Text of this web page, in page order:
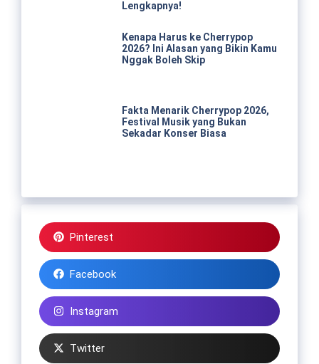
Lengkapnya!
Kenapa Harus ke Cherrypop
2026? Ini Alasan yang Bikin Kamu
Nggak Boleh Skip
Fakta Menarik Cherrypop 2026,
Festival Musik yang Bukan
Sekadar Konser Biasa
Pinterest
Facebook
Instagram
Twitter